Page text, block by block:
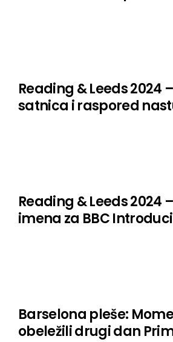
Reading & Leeds 2024
satnica i raspored
Reading & Leeds 2024
imena za BBC
Barselona pleše:
obeležili drugi dan